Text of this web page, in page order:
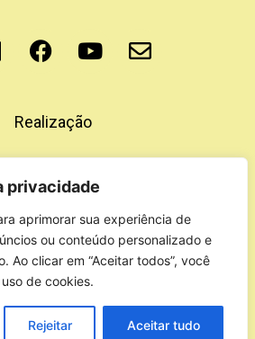
privacidade
aprimorar sua experiência de
ou conteúdo personalizado e
Ao clicar em “Aceitar todos”, você
de cookies.
Rejeitar Aceitar tudo
Realização